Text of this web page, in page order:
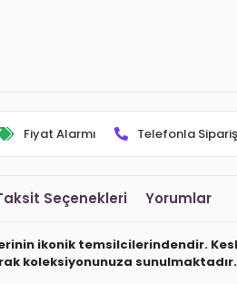
Fiyat Alarmı Telefonla Sipariş
Seçenekleri Yorumlar
ikonik temsilcilerindendir.
koleksiyonunuza sunulmaktadır.